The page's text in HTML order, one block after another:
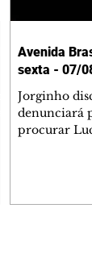
Avenida
sexta - 07/
Jorginho
denunciará
procurar